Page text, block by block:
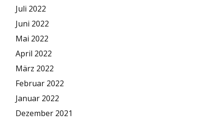
Juli 2022
Juni 2022
Mai 2022
April 2022
März 2022
Februar 2022
Januar 2022
Dezember 2021